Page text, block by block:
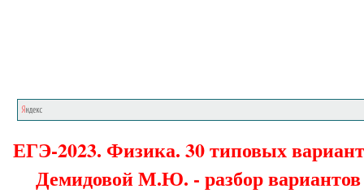
ЕГЭ-2023. Физика. 30 типовых
Демидовой М.Ю. - разбор